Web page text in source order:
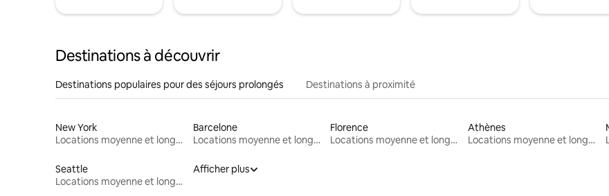
Destinations à découvrir
Destinations populaires pour des séjours prolongés Destinations à proximité
New York
Locations moyenne et longue durée
Barcelone
Locations moyenne et longue durée
Florence
Locations moyenne et longue durée
Athènes
Locations moyenne et longue durée
Seattle
Locations moyenne et longue durée
Afficher plus